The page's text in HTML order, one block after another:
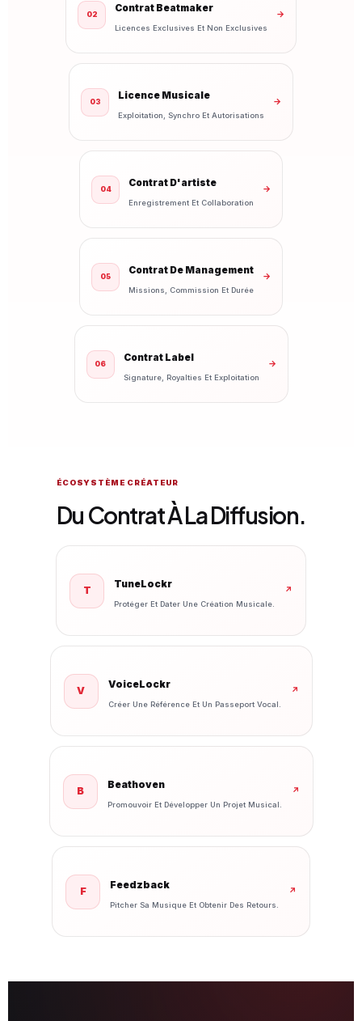
02
Contrat Beatmaker
Licences Exclusives Et Non Exclusives
→
03
Licence Musicale
Exploitation, Synchro Et Autorisations
→
04
Contrat D'artiste
Enregistrement Et Collaboration
→
05
Contrat De Management
Missions, Commission Et Durée
→
06
Contrat Label
Signature, Royalties Et Exploitation
→
ÉCOSYSTÈME CRÉATEUR
Du Contrat À La Diffusion.
T
TuneLockr
Protéger Et Dater Une Création Musicale.
↗
V
VoiceLockr
Créer Une Référence Et Un Passeport Vocal.
↗
B
Beathoven
Promouvoir Et Développer Un Projet Musical.
↗
F
Feedzback
Pitcher Sa Musique Et Obtenir Des Retours.
↗